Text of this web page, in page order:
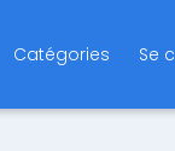
Catégories Se